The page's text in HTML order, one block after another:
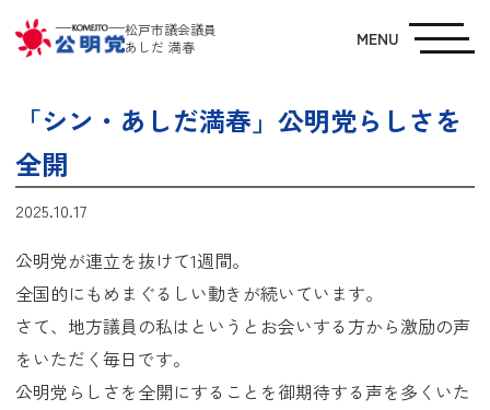
松戸市議会議員
あしだ 満春
MENU
「シン・あしだ満春」公明党らしさを
全開
2025.10.17
公明党が連立を抜けて1週間。
全国的にもめまぐるしい動きが続いています。
さて、地方議員の私はというとお会いする方から激励の声
をいただく毎日です。
公明党らしさを全開にすることを御期待する声を多くいた